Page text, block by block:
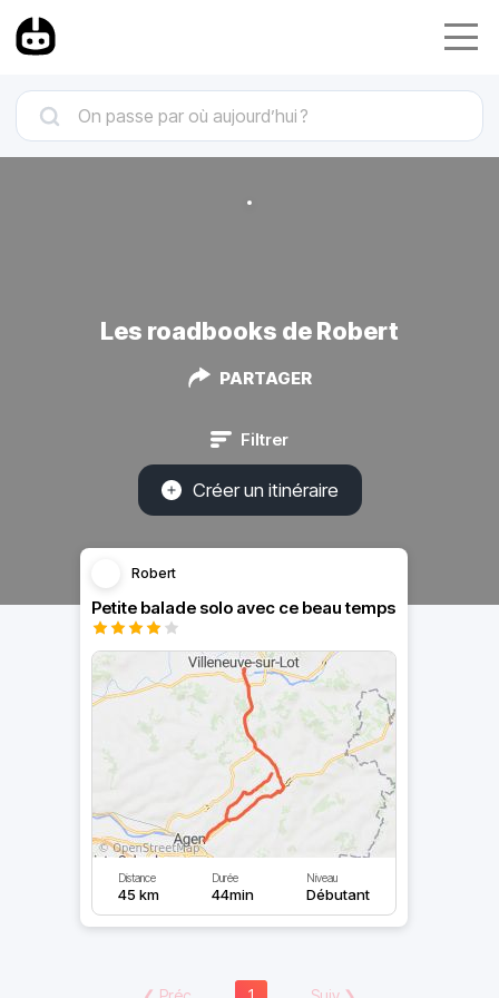
Les roadbooks de Robert
PARTAGER
Filtrer
Créer un itinéraire
Robert
Petite balade solo avec ce beau temps
Distance
45 km
Durée
44min
Niveau
Débutant